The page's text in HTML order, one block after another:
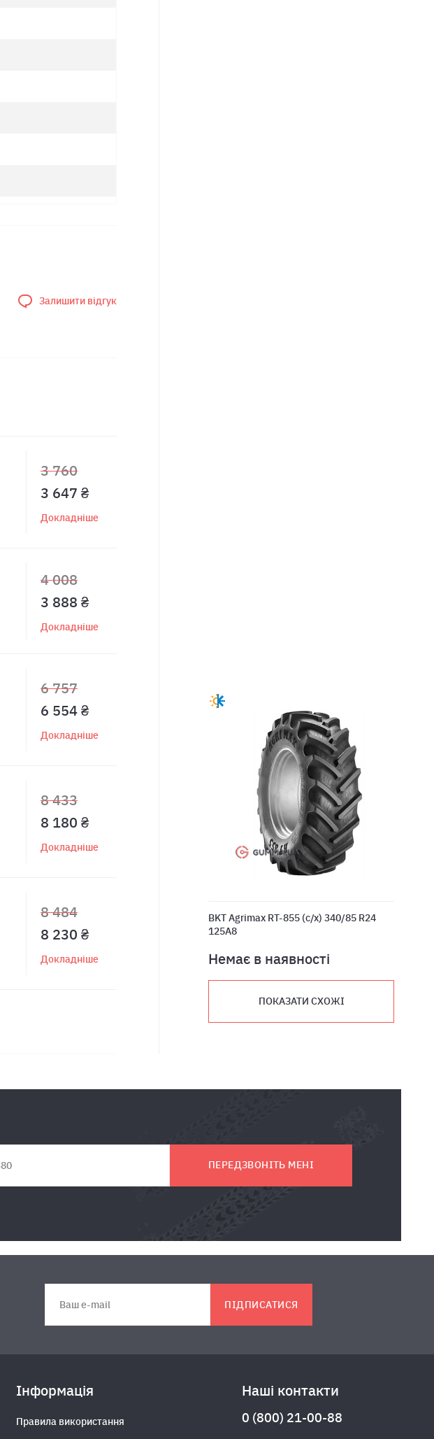
Залишити відгук
3 760
3 647 ₴
Докладніше
4 008
3 888 ₴
Докладніше
6 757
6 554 ₴
Докладніше
8 433
8 180 ₴
Докладніше
8 484
8 230 ₴
Докладніше
BKT Agrimax RT-855 (с/х) 340/85 R24
125A8
Немає в наявності
ПОКАЗАТИ СХОЖІ
ПЕРЕДЗВОНІТЬ МЕНІ
ПІДПИСАТИСЯ
Інформація
Правила використання
Наші контакти
0 (800) 21-00-88